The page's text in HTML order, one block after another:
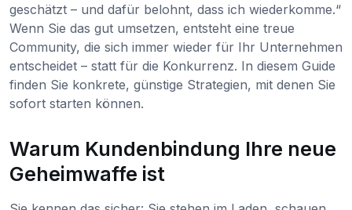
geschätzt – und dafür belohnt, dass ich wiederkomme.“
Wenn Sie das gut umsetzen, entsteht eine treue
Community, die sich immer wieder für Ihr Unternehmen
entscheidet – statt für die Konkurrenz. In diesem Guide
finden Sie konkrete, günstige Strategien, mit denen Sie
sofort starten können.
Warum Kundenbindung Ihre neue
Geheimwaffe ist